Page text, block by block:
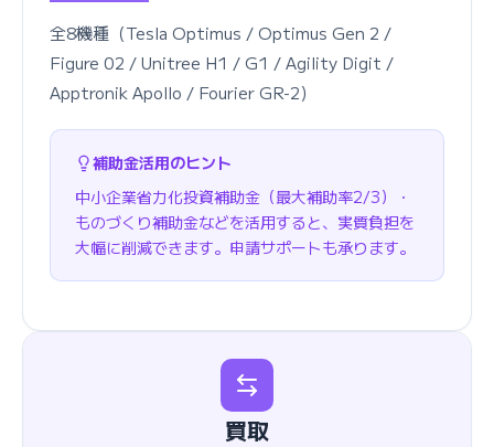
全8機種（Tesla Optimus / Optimus Gen 2 /
Figure 02 / Unitree H1 / G1 / Agility Digit /
Apptronik Apollo / Fourier GR-2）
補助金活用のヒント
中小企業省力化投資補助金（最大補助率2/3）・
ものづくり補助金などを活用すると、実質負担を
大幅に削減できます。申請サポートも承ります。
買取